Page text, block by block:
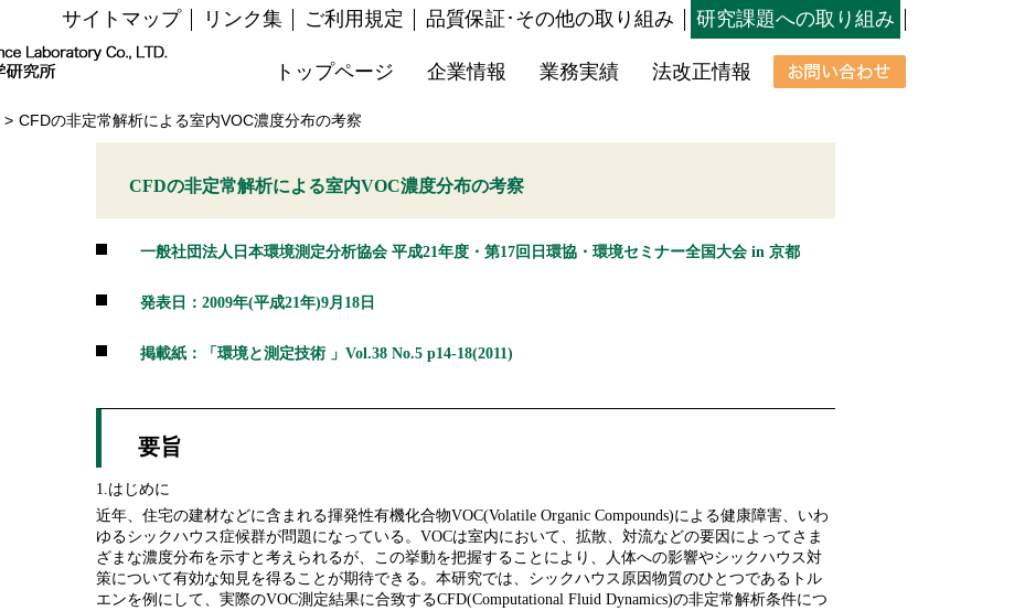
サイトマップ リンク集 ご利用規定 品質保証･その他の取り組み 研究課題への取り組み
トップページ 企業情報 業務実績 法改正情報
> CFDの非定常解析による室内VOC濃度分布の考察
CFDの非定常解析による室内VOC濃度分布の考察
一般社団法人日本環境測定分析協会 平成21年度・第17回日環協・環境セミナー全国大会 in 京都
発表日：2009年(平成21年)9月18日
掲載紙：「環境と測定技術 」Vol.38 No.5 p14-18(2011)
要旨
1.はじめに
近年、住宅の建材などに含まれる揮発性有機化合物VOC(Volatile Organic Compounds)による健康障害、いわ
ゆるシックハウス症候群が問題になっている。 VOCは室内において、拡散、対流などの要因によってさま
ざまな濃度分布を示すと考えられるが、この挙動を把握することにより、人体への影響やシックハウス対
策について有効な知見を得ることが期待できる。本研究では、シックハウス原因物質のひとつであるトル
エンを例にして、実際のVOC測定結果に合致するCFD(Computational Fluid Dynamics)の非定常解析条件につ